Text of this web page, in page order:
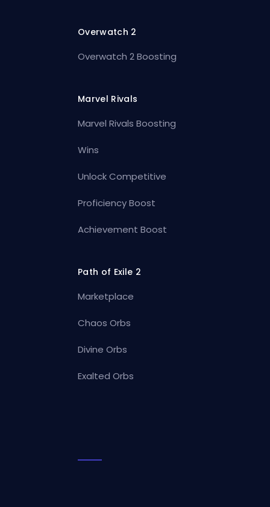
Overwatch 2
Overwatch 2 Boosting
Marvel Rivals
Marvel Rivals Boosting
Wins
Unlock Competitive
Proficiency Boost
Achievement Boost
Path of Exile 2
Marketplace
Chaos Orbs
Divine Orbs
Exalted Orbs